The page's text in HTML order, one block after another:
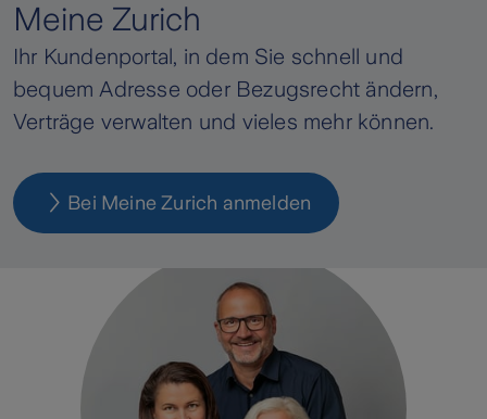
Meine Zurich
Ihr Kundenportal, in dem Sie schnell und
bequem Adresse oder Bezugsrecht ändern,
Verträge verwalten und vieles mehr können.
Bei Meine Zurich anmelden